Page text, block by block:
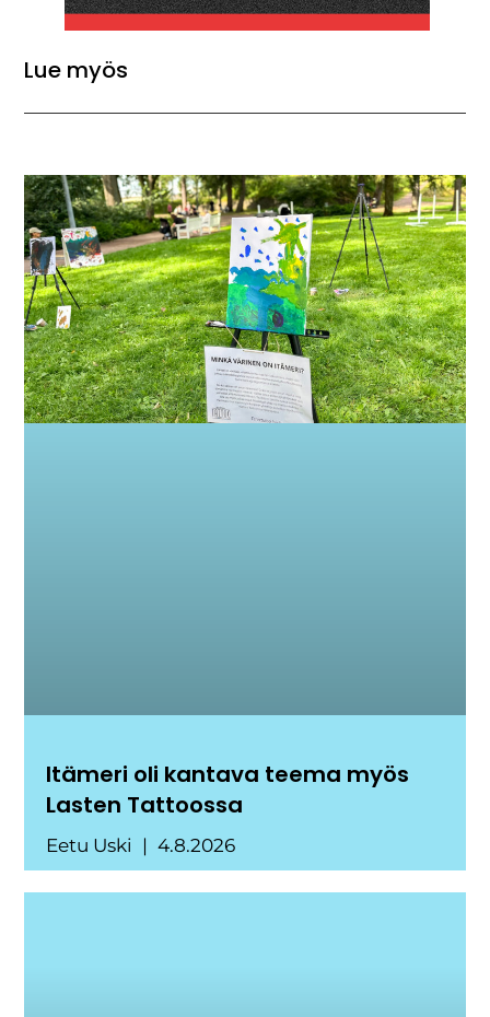
Lue myös
Itämeri oli kantava teema myös
Lasten Tattoossa
Eetu Uski 4.8.2026